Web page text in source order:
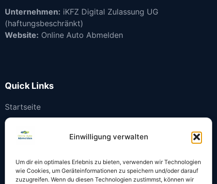
Einwilligung verwalten
Um dir ein optimales Erlebnis zu bieten, verwenden wir Technologien
wie Cookies, um Geräteinformationen zu speichern und/oder darauf
zuzugreifen. Wenn du diesen Technologien zustimmst, können wir
Unternehmen: iKFZ Digital Zulassung UG
(haftungsbeschränkt)
Website: Online Auto Abmelden
Quick Links
Startseite
KFZ sofort abmelden
KFZ online anmelden
Blog
Alle Städte